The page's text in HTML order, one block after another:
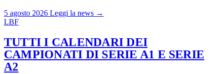
5 agosto 2026 Leggi la news →
LBF
TUTTI I CALENDARI DEI
CAMPIONATI DI SERIE A1 E SERIE
A2